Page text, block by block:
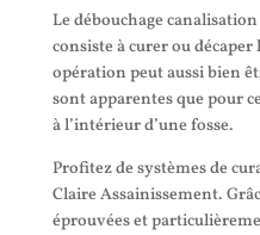
Le débouchage
consiste à curer ou
opération peut aussi bien
sont apparentes que pour
à l’intérieur d’une fosse.
Profitez de systèmes de
Claire Assainissement.
éprouvées et